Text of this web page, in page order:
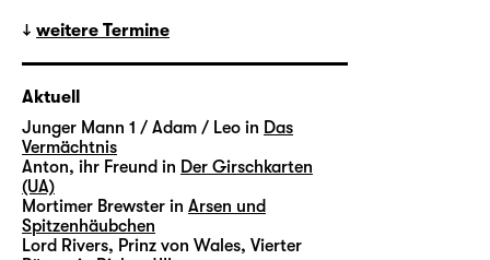
weitere Termine
Aktuell
Junger Mann 1 / Adam / Leo in Das
Vermächtnis
Anton, ihr Freund in Der Girschkarten
(UA)
Mortimer Brewster in Arsen und
Spitzenhäubchen
Lord Rivers, Prinz von Wales, Vierter